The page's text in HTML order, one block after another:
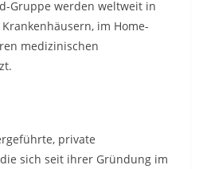
Gruppe werden weltweit in
im Home-
medizinischen
private
sich seit ihrer Gründung im